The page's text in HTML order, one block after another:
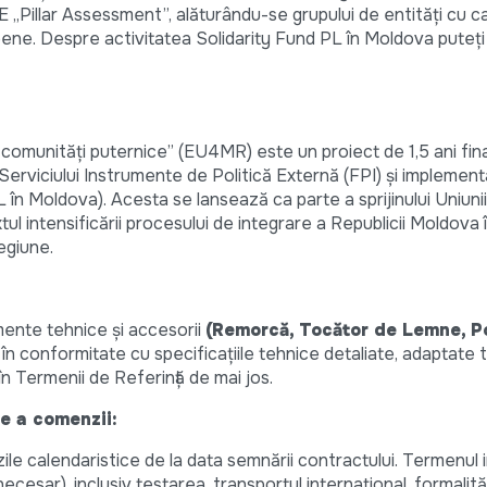
Assessment”, alăturându-se grupului de entități cu
Despre activitatea Solidarity Fund PL în Moldova
puternice” (EU4MR) este un proiect de 1,5 ani
Instrumente de Politică Externă (FPI) și
Moldova). Acesta se lansează ca parte a sprijinului
intensificării procesului de integrare a Republicii Moldova
tehnice și accesorii (Remorcă, Tocător de Lemne,
conformitate cu specificațiile tehnice detaliate, adaptate
de Referință de mai jos.
a comenzii:
calendaristice de la data semnării contractului. Termenul